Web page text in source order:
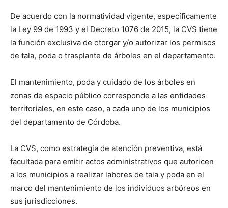
De acuerdo con la normatividad vigente, específicamente
la Ley 99 de 1993 y el Decreto 1076 de 2015, la CVS tiene
la función exclusiva de otorgar y/o autorizar los permisos
de tala, poda o trasplante de árboles en el departamento.
El mantenimiento, poda y cuidado de los árboles en
zonas de espacio público corresponde a las entidades
territoriales, en este caso, a cada uno de los municipios
del departamento de Córdoba.
La CVS, como estrategia de atención preventiva, está
facultada para emitir actos administrativos que autoricen
a los municipios a realizar labores de tala y poda en el
marco del mantenimiento de los individuos arbóreos en
sus jurisdicciones.